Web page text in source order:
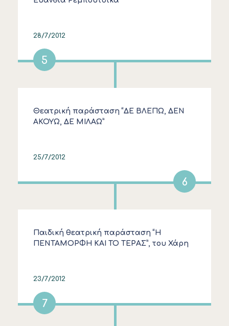
28/7/2012
5
Θεατρική παράσταση “ΔΕ ΒΛΕΠΩ, ΔΕΝ
ΑΚΟΥΩ, ΔΕ ΜΙΛΑΩ”
25/7/2012
6
Παιδική θεατρική παράσταση “Η
ΠΕΝΤΑΜΟΡΦΗ ΚΑΙ ΤΟ ΤΕΡΑΣ”, του Χάρη
23/7/2012
7